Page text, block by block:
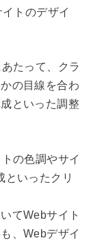
トのデザイ
たって、クラ
の目線を合わ
といった調整
の色調やサイ
といったクリ
てWebサイト
、Webデザイ